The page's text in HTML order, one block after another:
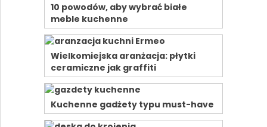
10 powodów, aby wybrać białe
meble kuchenne
Wielkomiejska aranżacja: płytki
ceramiczne jak graffiti
Kuchenne gadżety typu must-have